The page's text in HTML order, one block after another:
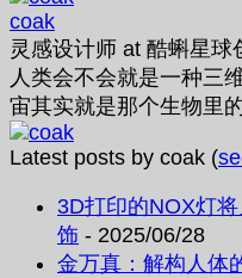
coak
灵感设计师 at 酷蝌星球
人类会不会就是一种三
宙其实就是那个生物里
Latest posts by coak (
3D打印的NOX灯
饰 - 2025/06/28
金万真：解构人体